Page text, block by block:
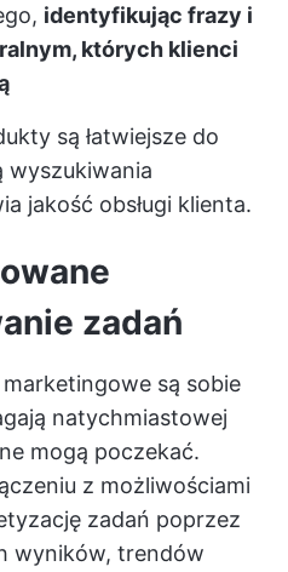
identyfikując frazy i
których klienci
są łatwiejsze do
wyszukiwania
jakość obsługi klienta.
zadań
są sobie
natychmiastowej
mogą poczekać.
z możliwościami
zadań poprzez
wyników, trendów